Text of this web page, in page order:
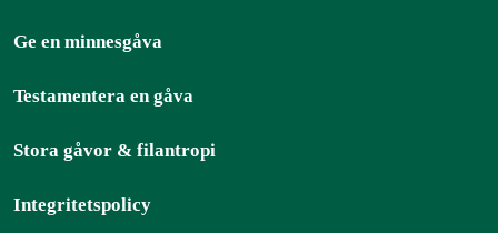
Ge en minnesgåva
Testamentera en gåva
Stora gåvor & filantropi
Integritetspolicy